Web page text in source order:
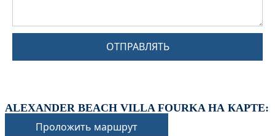
ОТПРАВЛЯТЬ
ALEXANDER BEACH VILLA FOURKA НА КАРТЕ:
Проложить маршрут